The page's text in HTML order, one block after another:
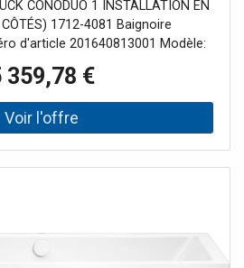
blanc alpin
CONODUO 1 INSTALLATION EN
1712-4081 Baignoire
d'article 201640813001 Modèle:
et trop-plein KA 4081 montée en
remplissage avec bonde émaillée
autonome Acier design rectiligne
développé pour une installation en
359,78 €